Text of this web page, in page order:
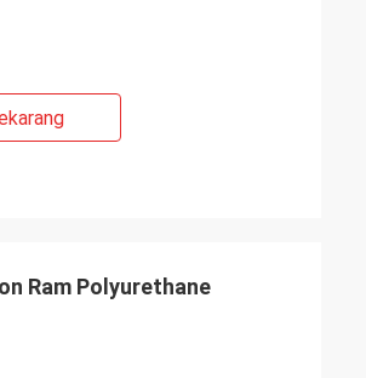
Ram Polyurethane